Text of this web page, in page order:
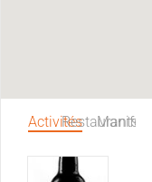
ActivitésRestaurants